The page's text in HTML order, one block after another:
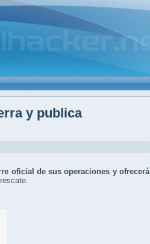
y publica
oficial de sus operaciones y ofrecerá